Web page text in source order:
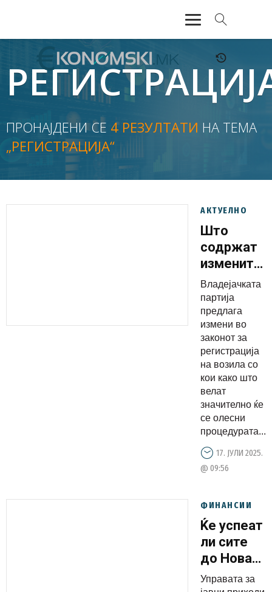
АКТУЕЛНО
ЕКОНОМИЈА
ФИНАНСИИ
БАНКАРСТВО
ЖИВОТ
ПРОНАЈДЕНИ СЕ 4 РЕЗУЛТАТИ НА ТЕМА
„РЕГИСТРАЦИЈА“
АКТУЕЛНО
Што
содржат
измените
во
ЗАКОНОТ
за
на
ВОЗИЛА?!
Владејачката
партија
предлага
измени во
законот за
регистрација
на возила со
кои како што
велат
значително ќе
се олесни
процедурата...
17. ЈУЛИ 2025.
@ 09:56
ФИНАНСИИ
Ќе успеат
ли сите
до Нова
година:
Управата за